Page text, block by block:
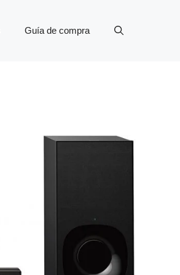
Guía de compra